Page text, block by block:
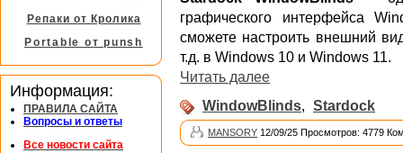
графического интерфейса
сможете настроить внешний
т.д. в Windows 10 и Windows 11.
Читать далее
WindowBlinds, Stardock
MANSORY 12/09/25 Просмотров: 4779
Репаки от Кролика
Portable от punsh
Информация:
ПРАВИЛА САЙТА
Вопросы и ответы
Все новости сайта